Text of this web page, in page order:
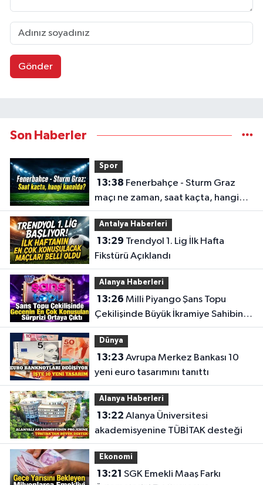
Gönder
Son Haberler
Spor
13:38
maçı ne zaman, saat kaçta, hangi
kanalda?
Antalya Haberleri
13:29
Fikstürü Açıklandı
Alanya Haberleri
13:26
Çekilişinde Büyük İkramiye Sahibini
Buldu
Dünya
13:23
yeni euro tasarımını tanıttı
Alanya Haberleri
13:22
akademisyenine TÜBİTAK desteği
Ekonomi
13:21